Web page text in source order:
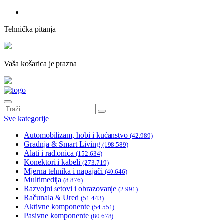
Tehnička pitanja
Vaša košarica je prazna
Sve kategorije
Automobilizam, hobi i kućanstvo (42.989)
Gradnja & Smart Living (198.589)
Alati i radionica (152.634)
Konektori i kabeli (273.719)
Mjerna tehnika i napajači (40.646)
Multimedija (8.876)
Razvojni setovi i obrazovanje (2.991)
Računala & Ured (51.443)
Aktivne komponente (54.551)
Pasivne komponente (80.678)